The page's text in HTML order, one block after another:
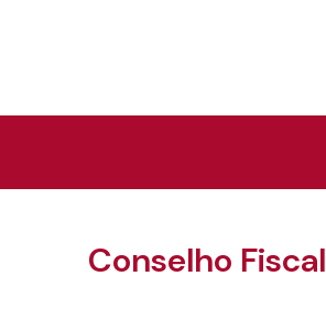
Conselho Fiscal